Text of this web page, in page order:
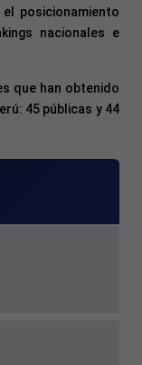
posicionamiento
nacionales e
que han obtenido
45 públicas y 44